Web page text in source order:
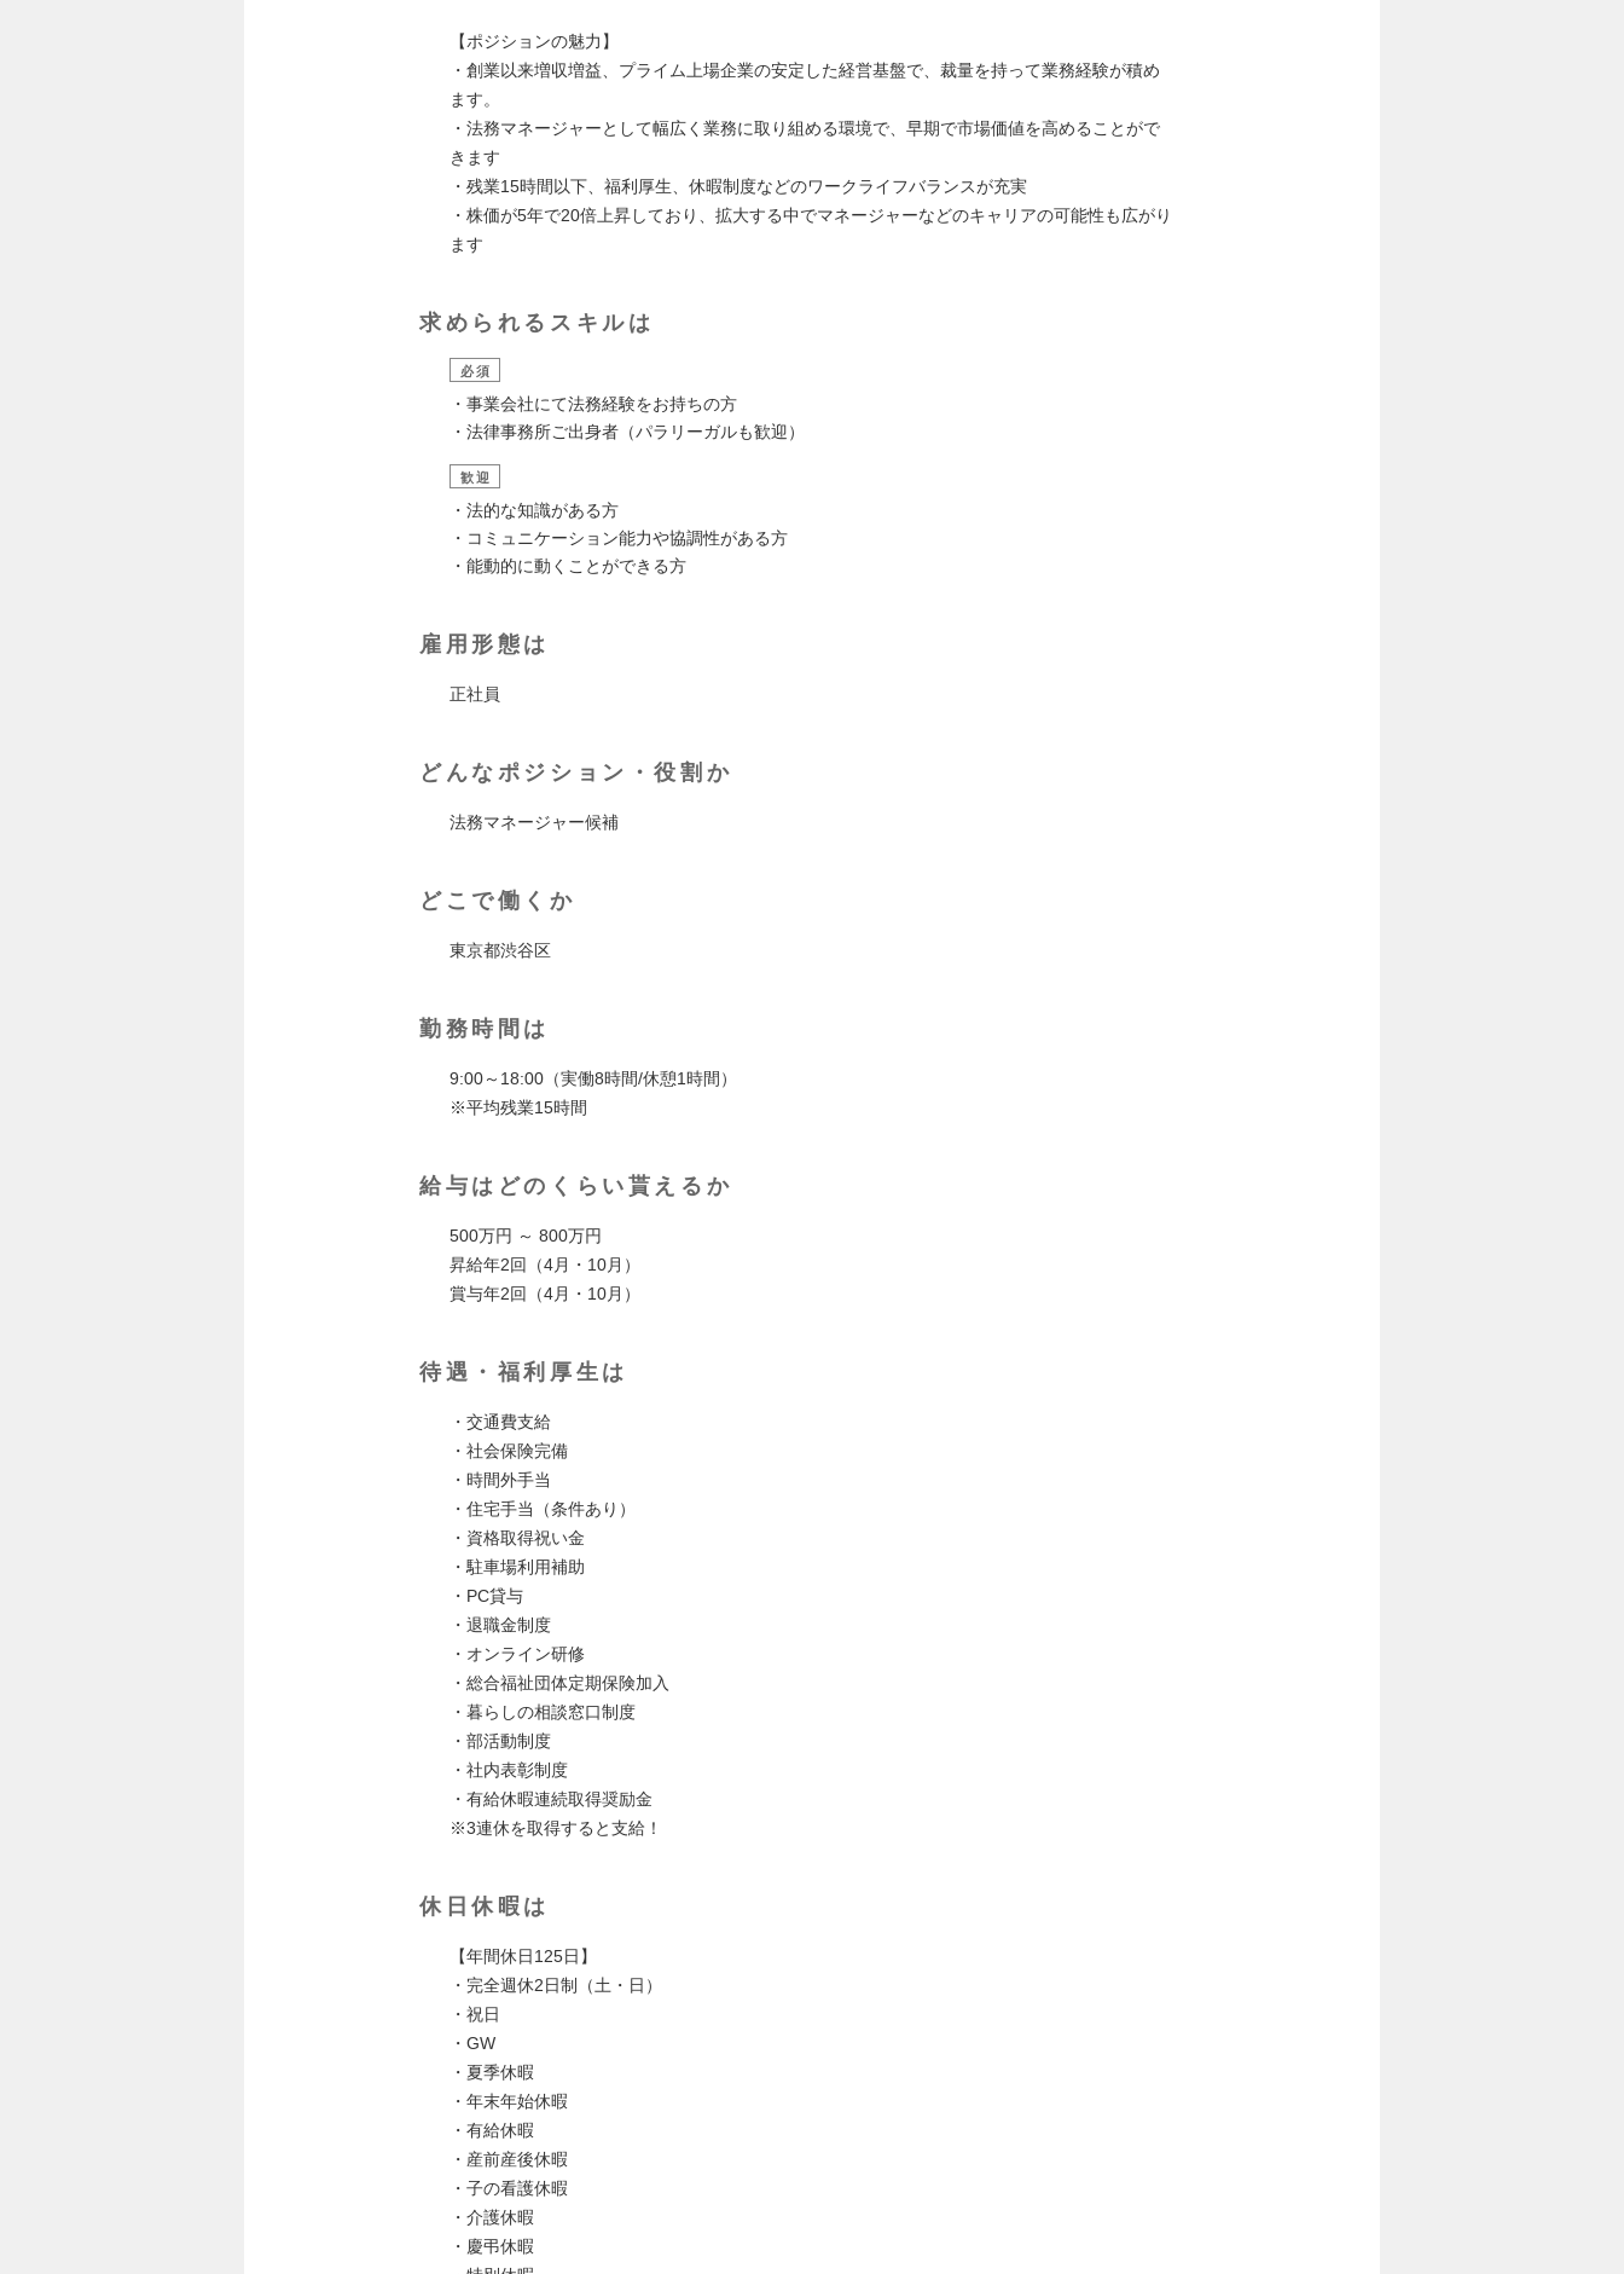
【ポジションの魅力】
・創業以来増収増益、プライム上場企業の安定した経営基盤で、裁量を持って業務経験が積め
ます。
・法務マネージャーとして幅広く業務に取り組める環境で、早期で市場価値を高めることがで
きます
・残業15時間以下、福利厚生、休暇制度などのワークライフバランスが充実
・株価が5年で20倍上昇しており、拡大する中でマネージャーなどのキャリアの可能性も広がり
ます
求められるスキルは
必須
・事業会社にて法務経験をお持ちの方
・法律事務所ご出身者（パラリーガルも歓迎）
歓迎
・法的な知識がある方
・コミュニケーション能力や協調性がある方
・能動的に動くことができる方
雇用形態は
正社員
どんなポジション・役割か
法務マネージャー候補
どこで働くか
東京都渋谷区
勤務時間は
9:00～18:00（実働8時間/休憩1時間）
※平均残業15時間
給与はどのくらい貰えるか
500万円 ～ 800万円
昇給年2回（4月・10月）
賞与年2回（4月・10月）
待遇・福利厚生は
・交通費支給
・社会保険完備
・時間外手当
・住宅手当（条件あり）
・資格取得祝い金
・駐車場利用補助
・PC貸与
・退職金制度
・オンライン研修
・総合福祉団体定期保険加入
・暮らしの相談窓口制度
・部活動制度
・社内表彰制度
・有給休暇連続取得奨励金
※3連休を取得すると支給！
休日休暇は
【年間休日125日】
・完全週休2日制（土・日）
・祝日
・GW
・夏季休暇
・年末年始休暇
・有給休暇
・産前産後休暇
・子の看護休暇
・介護休暇
・慶弔休暇